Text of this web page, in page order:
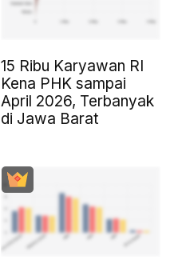
15 Ribu Karyawan RI
Kena PHK sampai
April 2026, Terbanyak
di Jawa Barat